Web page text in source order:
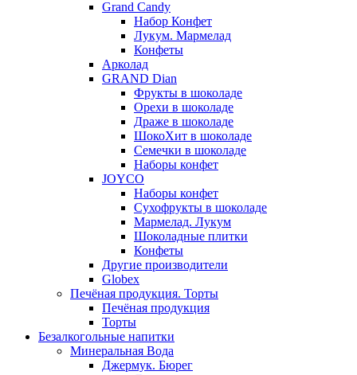
Grand Candy
Набор Конфет
Лукум. Мармелад
Конфеты
Арколад
GRAND Dian
Фрукты в шоколаде
Орехи в шоколаде
Драже в шоколаде
ШокоХит в шоколаде
Семечки в шоколаде
Наборы конфет
JOYCO
Наборы конфет
Сухофрукты в шоколаде
Мармелад. Лукум
Шоколадные плитки
Конфеты
Другие производители
Globex
Печёная продукция. Торты
Печёная продукция
Торты
Безалкогольные напитки
Минеральная Вода
Джермук. Бюрег